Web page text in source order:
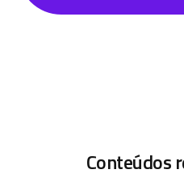
Conteúdos